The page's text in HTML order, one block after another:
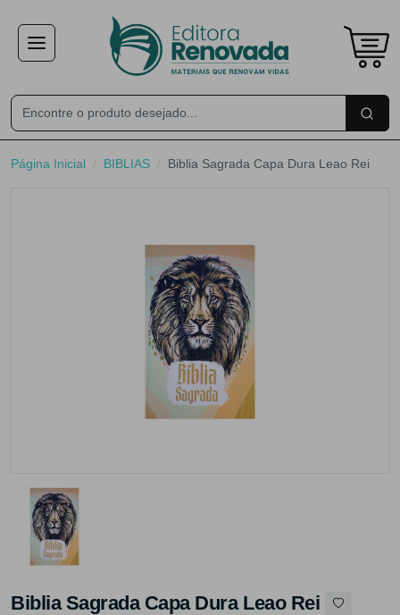
Página Inicial BIBLIAS Biblia Sagrada Capa Dura Leao Rei
Biblia Sagrada Capa Dura Leao Rei
Receba ofertas e descontos exclusivos ×